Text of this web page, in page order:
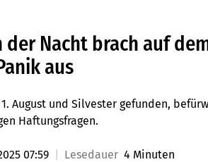
Nacht brach auf
aus
August und Silvester gefunden,
Haftungsfragen.
07:59 Lesedauer 4 Minuten